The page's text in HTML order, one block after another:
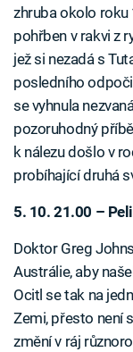
zhruba okolo
pohřben v rakvi z
jež si nezadá s
posledního
se vyhnula
pozoruhodný
k nálezu došlo v
probíhající druhá
5. 10. 21.00 –
Doktor Greg
Austrálie, aby
Ocitl se tak na
Zemi, přesto není
změní v ráj